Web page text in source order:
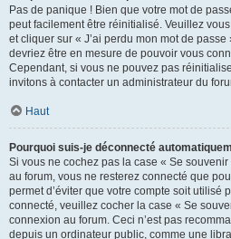
Pas de panique ! Bien que votre mot de
peut facilement être réinitialisé. Veuillez
et cliquer sur « J’ai perdu mon mot de
devriez être en mesure de pouvoir vous
Cependant, si vous ne pouvez pas
invitons à contacter un administrateur du
Haut
Pourquoi suis-je déconnecté
Si vous ne cochez pas la case « Se
au forum, vous ne resterez connecté que
permet d’éviter que votre compte soit utilisé
connecté, veuillez cocher la case « Se
connexion au forum. Ceci n’est pas
depuis un ordinateur public, comme une